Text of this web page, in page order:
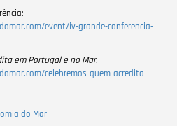
event/iv-grande-conferencia-
em Portugal e noMar:
celebremos-quem-acredita-
do Mar